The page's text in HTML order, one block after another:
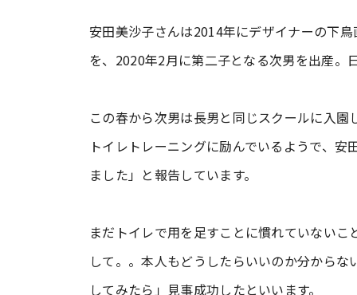
安田美沙子さんは2014年にデザイナーの下
を、2020年2月に第二子となる次男を出産。
この春から次男は長男と同じスクールに入
トイレトレーニングに励んでいるようで、
ました」と報告しています。
まだトイレで用を足すことに慣れていない
して。。本人もどうしたらいいのか分から
してみたら」見事成功したといいます。